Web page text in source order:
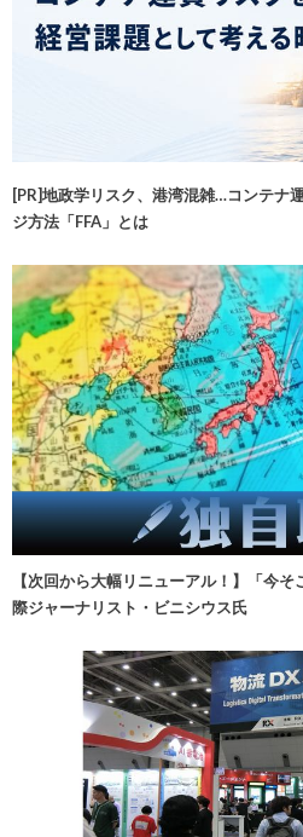
[PR]地政学リスク、港湾混雑…コンテナ
ジ方法「FFA」とは
【次回から大幅リニューアル！】「今
際ジャーナリスト・ビニシウス氏